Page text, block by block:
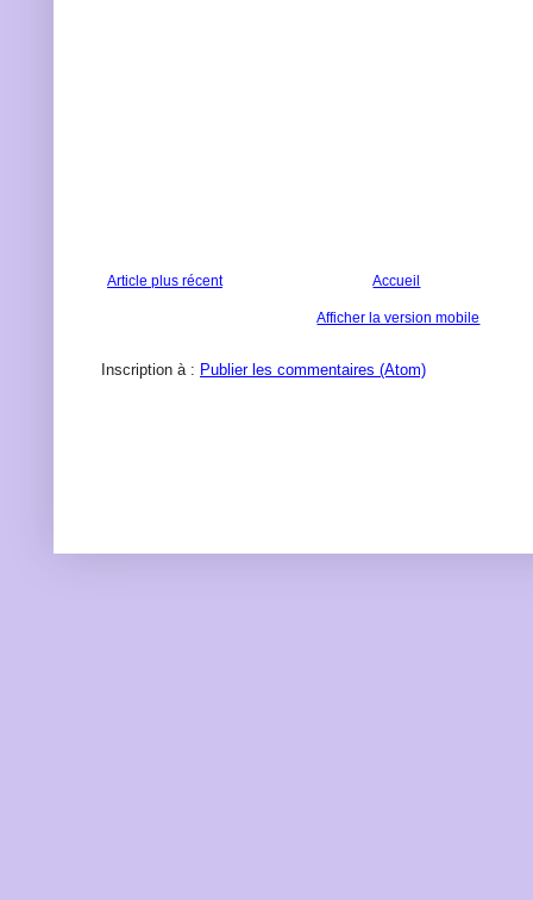
Article plus récent Accueil
Afficher la version mobile
Inscription à : Publier les commentaires (Atom)